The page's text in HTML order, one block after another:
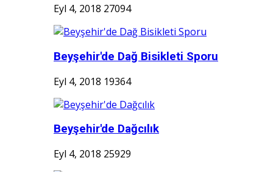
Eyl 4, 2018 27094
Beyşehir'de Dağ Bisikleti Sporu
Eyl 4, 2018 19364
Beyşehir'de Dağcılık
Eyl 4, 2018 25929